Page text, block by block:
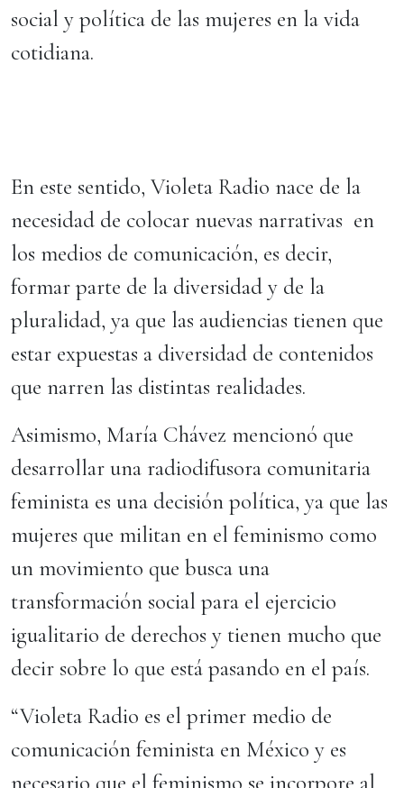
social y política de las mujeres en la vida
cotidiana.
En este sentido, Violeta Radio nace de la
necesidad de colocar nuevas narrativas en
los medios de comunicación, es decir,
formar parte de la diversidad y de la
pluralidad, ya que las audiencias tienen que
estar expuestas a diversidad de contenidos
que narren las distintas realidades.
Asimismo, María Chávez mencionó que
desarrollar una radiodifusora comunitaria
feminista es una decisión política, ya que las
mujeres que militan en el feminismo como
un movimiento que busca una
transformación social para el ejercicio
igualitario de derechos y tienen mucho que
decir sobre lo que está pasando en el país.
“Violeta Radio es el primer medio de
comunicación feminista en México y es
necesario que el feminismo se incorpore al